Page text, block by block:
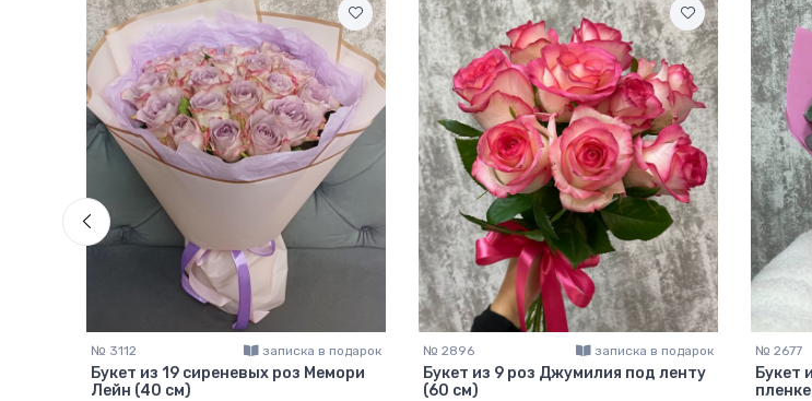
№ 3112 записка в подарок
Букет из 19 сиреневых роз Мемори
Лейн (40 см)
№ 2896 записка в подарок
Букет из 9 роз Джумилия под ленту
(60 см)
№ 2677
Букет